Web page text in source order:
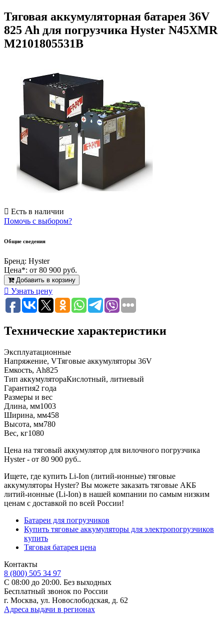
Тяговая аккумуляторная батарея 36V
825 Ah для погрузчика Hyster N45XMR
M2101805531B
Есть в наличии
Помочь с выбором?
Общие сведения
Бренд: Hyster
Цена*: от 80 900 руб.
Добавить в корзину
Узнать цену
Технические характеристики
Эксплуатационные
Напряжение, VТяговые аккумуляторы 36V
Емкость, Ah825
Тип аккумулятораКислотный, литиевый
Гарантия2 года
Размеры и вес
Длина, мм1003
Ширина, мм458
Высота, мм780
Вес, кг1080
Цена на тяговый аккумулятор для вилочного погрузчика
Hyster - от 80 900 руб..
Ищете, где купить Li-Ion (литий-ионные) тяговые
аккумуляторы Hyster? Вы можете заказать тяговые АКБ
литий-ионные (Li-Ion) в нашей компании по самым низким
ценам с доставкой по всей России!
Батареи для погрузчиков
Купить тяговые аккумуляторы для электропогрузчиков
купить
Тяговая батарея цена
Контакты
8 (800) 505 34 97
С 08:00 до 20:00. Без выходных
Бесплатный звонок по России
г. Москва, ул. Новослободская, д. 62
Адреса выдачи в регионах